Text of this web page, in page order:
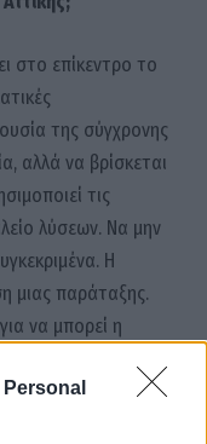
στο επίκεντρο το
της σύγχρονης
αλλά να βρίσκεται
τις
λύσεων. Να μην
Η
μιας παράταξης.
να μπορεί η
πιο ανθεκτική,